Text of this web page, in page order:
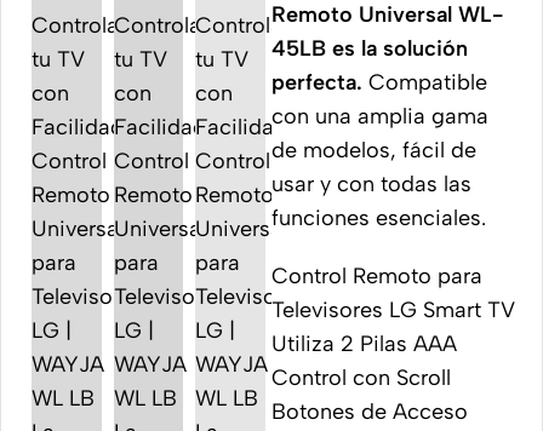
Remoto Universal WL-
45LB es la solución
perfecta. Compatible
con una amplia gama
de modelos, fácil de
usar y con todas las
funciones esenciales.
Control Remoto para
Televisores LG Smart TV
Utiliza 2 Pilas AAA
Control con Scroll
Botones de Acceso